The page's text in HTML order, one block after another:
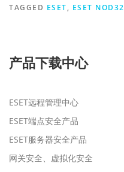
TAGGED ESET, ESET NOD32
产品下载中心
ESET远程管理中心
ESET端点安全产品
ESET服务器安全产品
网关安全、虚拟化安全